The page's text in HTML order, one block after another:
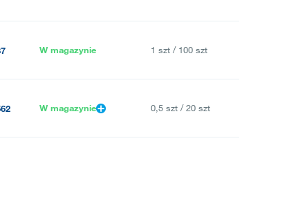
W magazynie 1 szt / 100 szt
W magazynie 0,5 szt / 20 szt